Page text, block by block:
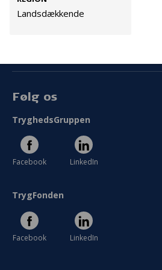
Landsdækkende
Cookies
Følg os
TryghedsGruppen
Facebook LinkedIn
TrygFonden
Facebook LinkedIn